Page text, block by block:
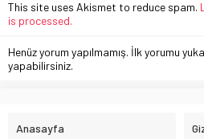
This site uses Akismet to reduce spam.
is processed.
Henüz yorum yapılmamış. İlk yorumu
yapabilirsiniz.
Anasayfa